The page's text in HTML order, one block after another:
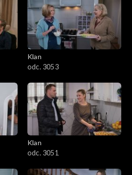
Klan
odc. 3053
Klan
odc. 3051